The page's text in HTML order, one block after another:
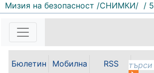
61 | 2026-08-10 09:25:46
издание на Младежкия събор
„Среща на три поколения“.
Събитието събра стотици местни
жители, гости от цялата страна и
Мизия на безопасност /СНИМКИ/ / 5
Бюлетин
Мобилна
RSS